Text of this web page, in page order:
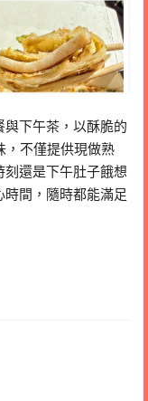
與下午茶，以酥脆的
，不僅提供現做熟
還是下午肚子餓想
時間，隨時都能滿足